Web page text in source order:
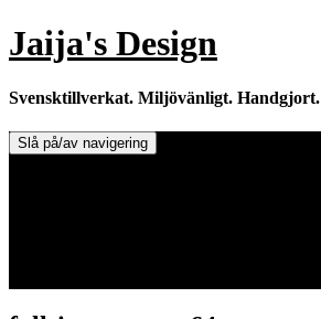
Hoppa
till
Jaija's Design
Svensktillverkat. Miljövänligt. Handgjort.
Slå på/av navigering